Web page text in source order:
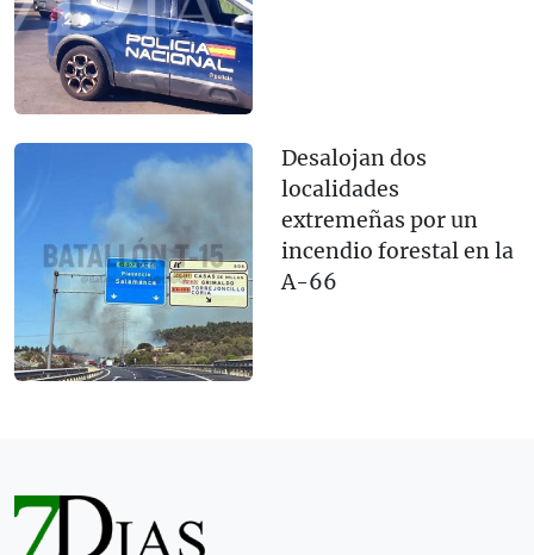
Desalojan dos
localidades
extremeñas por un
incendio forestal en la
A-66